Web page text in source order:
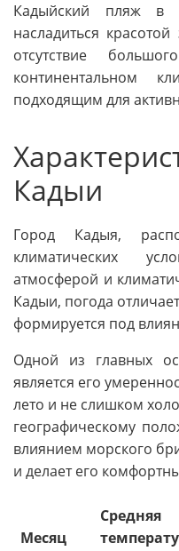
Кадыйский пляж в
насладиться
отсутствие
континентальном
подходящим для
Кадыи
Город Кадыя,
климатических
атмосферой и
Кадыи, погода
формируется под
Одной из главных
является его
лето и не слишком
географическому
влиянием морского
и делает его
Месяц
Средняя